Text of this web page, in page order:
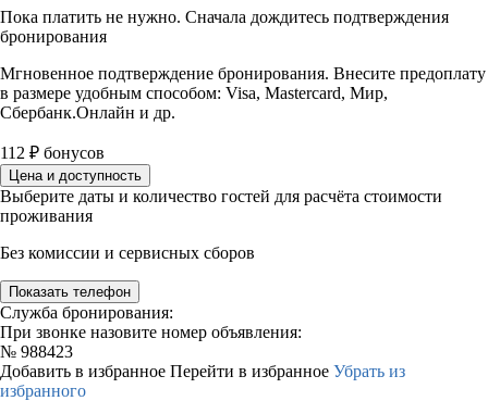
Пока платить не нужно. Сначала дождитесь подтверждения
бронирования
Мгновенное подтверждение бронирования. Внесите предоплату
в размере удобным способом: Visa, Mastercard, Мир,
Сбербанк.Онлайн и др.
112 ₽ бонусов
Цена и доступность
Выберите даты и количество гостей для расчёта стоимости
проживания
Без комиссии и сервисных сборов
Показать телефон
Служба бронирования:
При звонке назовите номер объявления:
№ 988423
Добавить в избранное Перейти в избранное Убрать из
избранного